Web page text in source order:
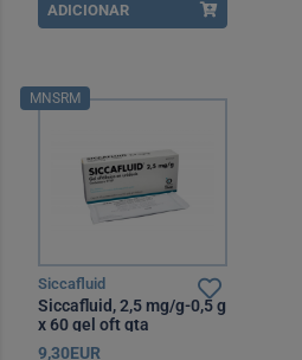
ADICIONAR
MNSRM
Siccafluid
Siccafluid, 2,5 mg/g-0,5 g
x 60 gel oft gta
9,30EUR